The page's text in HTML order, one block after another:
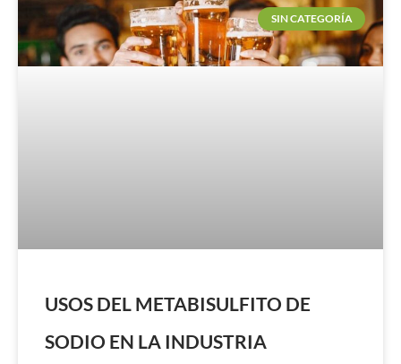
SIN CATEGORÍA
USOS DEL METABISULFITO DE
SODIO EN LA INDUSTRIA